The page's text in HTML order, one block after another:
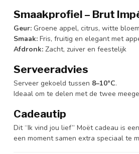
Smaakprofiel – Brut
Geur: Groene appel, citrus, witte
Smaak: Fris, fruitig en elegant met
Afdronk: Zacht, zuiver en feestelijk
Serveeradvies
Serveer gekoeld tussen 8–10°C.
Ideaal om te delen met de twee
Cadeautip
Dit “Ik vind jou lief” Moët cadeau is
een moment samen extra speciaal te